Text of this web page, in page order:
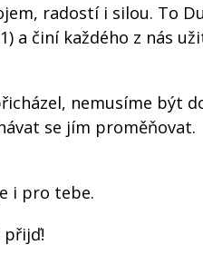
radostí i silou. To
a činí každého z nás
nemusíme být
se jím proměňovat.
i pro tebe.
přijď!